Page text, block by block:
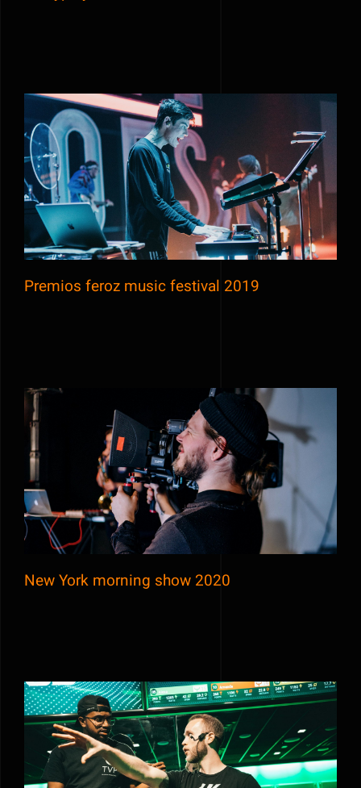
Premios feroz music festival 2019
Premios feroz music festival 2019
New York morning show 2020
New York morning show 2020
Esports 2020 competition live event